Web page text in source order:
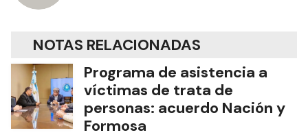
NOTAS RELACIONADAS
Programa de asistencia a
víctimas de trata de
personas: acuerdo Nación y
Formosa